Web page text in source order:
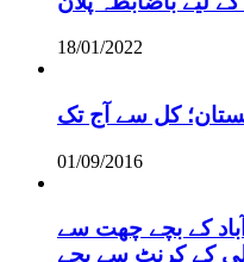
18/01/2022
کل سے آج تک
01/09/2016
کے بچے چھت سے
کے کرنٹ سے بچے